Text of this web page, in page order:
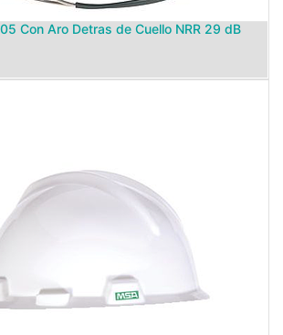
Con Aro Detras de Cuello NRR 29 dB